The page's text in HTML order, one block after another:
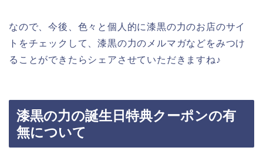
なので、今後、色々と個人的に漆黒の力のお店のサイ
トをチェックして、漆黒の力のメルマガなどをみつけ
ることができたらシェアさせていただきますね♪
漆黒の力の誕生日特典クーポンの有
無について